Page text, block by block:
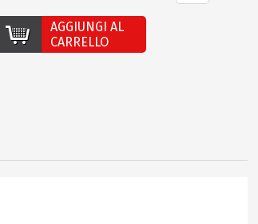
AGGIUNGI AL
CARRELLO